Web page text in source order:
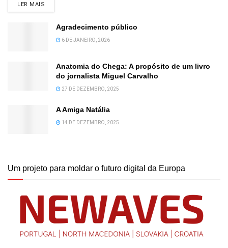
LER MAIS
Agradecimento público
6 DE JANEIRO, 2026
Anatomia do Chega: A propósito de um livro
do jornalista Miguel Carvalho
27 DE DEZEMBRO, 2025
A Amiga Natália
14 DE DEZEMBRO, 2025
Um projeto para moldar o futuro digital da Europa